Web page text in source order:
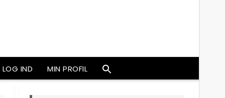
LOG IND MIN PROFIL